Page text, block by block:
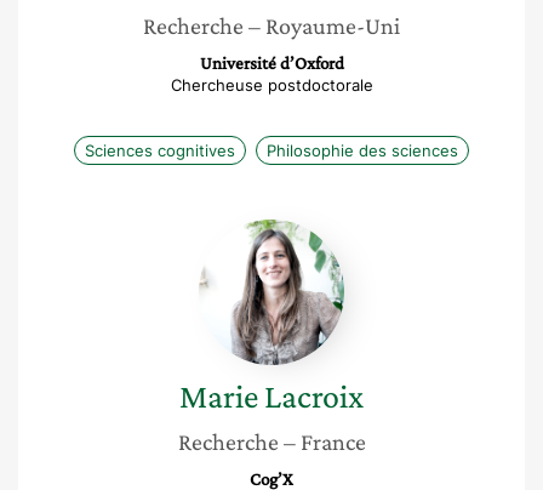
Recherche – Royaume-Uni
Université d’Oxford
Chercheuse postdoctorale
Sciences cognitives Philosophie des sciences
Marie
Lacroix
MarieLacroix
Recherche – France
Cog’X